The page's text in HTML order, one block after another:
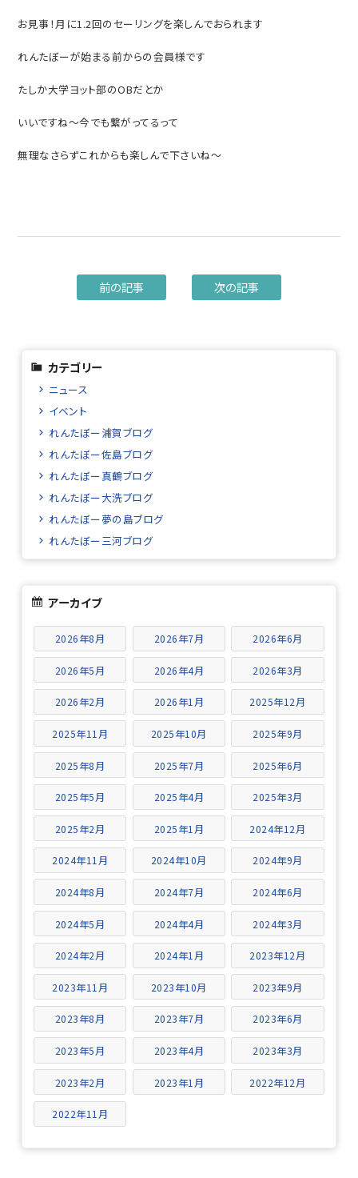
お見事！月に1.2回のセーリングを楽しんでおられます
れんたぼーが始まる前からの会員様です
たしか大学ヨット部のOBだとか
いいですね～今でも繋がってるって
無理なさらずこれからも楽しんで下さいね～
前の記事 次の記事
カテゴリー
ニュース
イベント
れんたぼー浦賀ブログ
れんたぼー佐島ブログ
れんたぼー真鶴ブログ
れんたぼー大洗ブログ
れんたぼー夢の島ブログ
れんたぼー三河ブログ
アーカイブ
2026年8月 2026年7月 2026年6月
2026年5月 2026年4月 2026年3月
2026年2月 2026年1月 2025年12月
2025年11月 2025年10月 2025年9月
2025年8月 2025年7月 2025年6月
2025年5月 2025年4月 2025年3月
2025年2月 2025年1月 2024年12月
2024年11月 2024年10月 2024年9月
2024年8月 2024年7月 2024年6月
2024年5月 2024年4月 2024年3月
2024年2月 2024年1月 2023年12月
2023年11月 2023年10月 2023年9月
2023年8月 2023年7月 2023年6月
2023年5月 2023年4月 2023年3月
2023年2月 2023年1月 2022年12月
2022年11月